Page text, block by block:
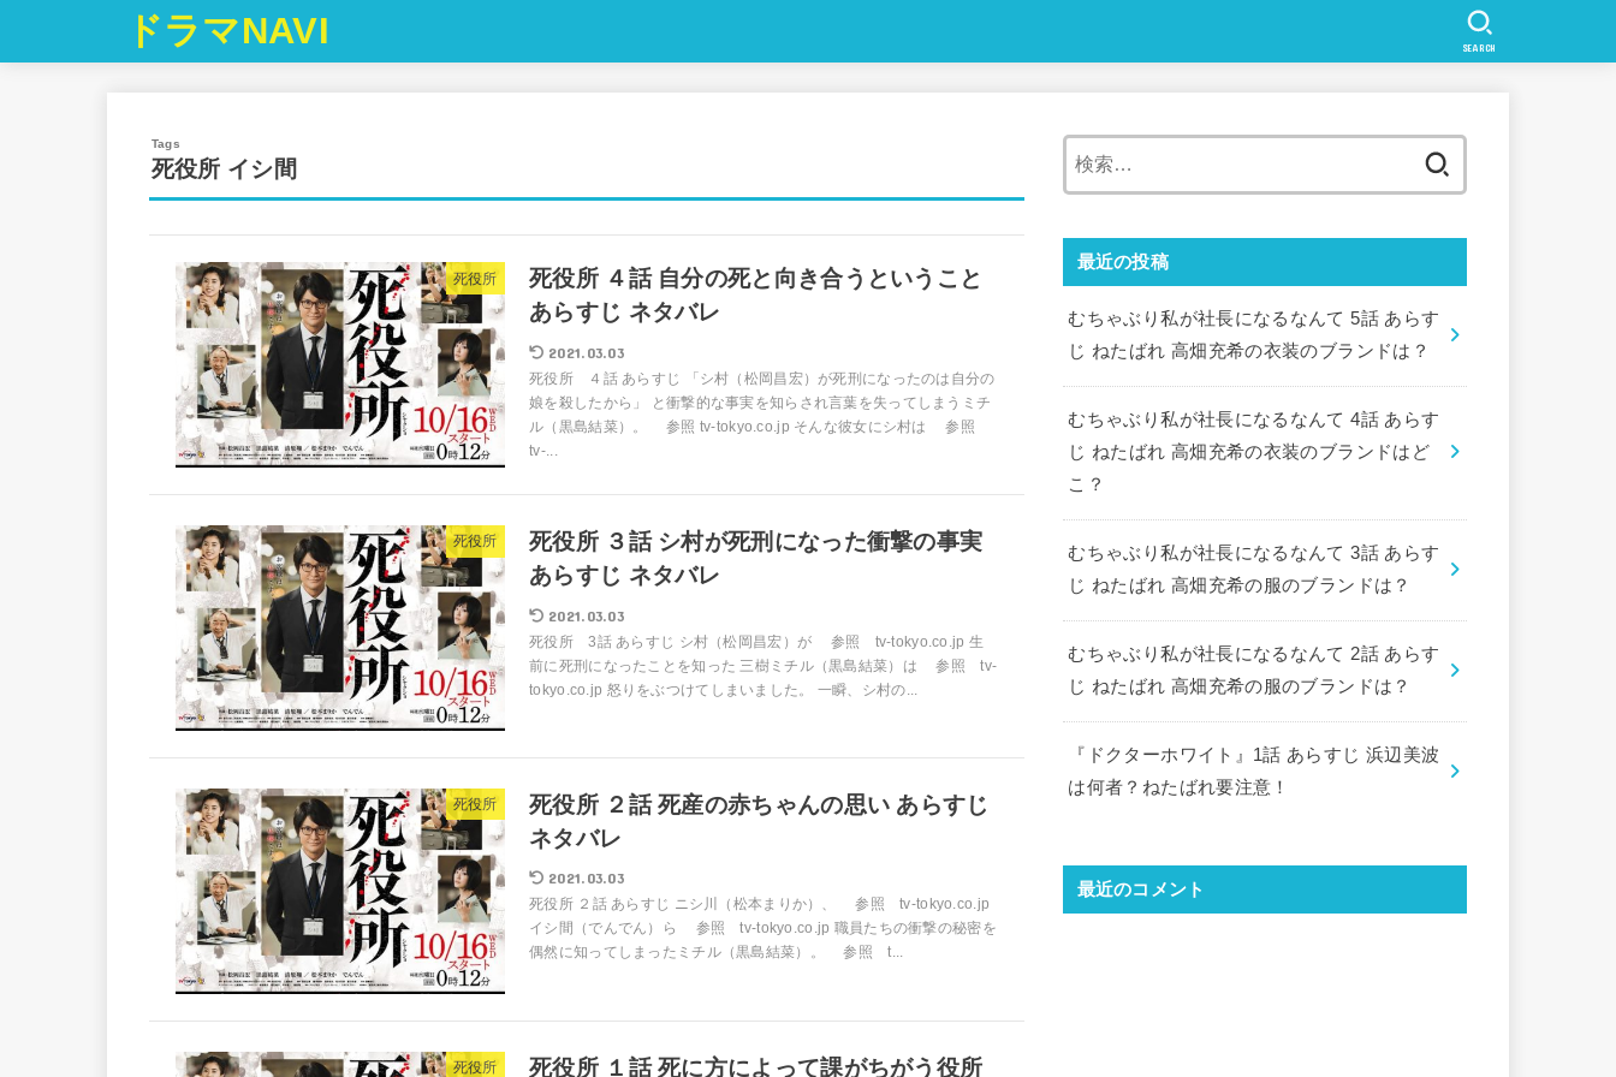
ドラマNAVI SEARCH
死役所 イシ間
死役所
死役所 ４話 自分の死と向き合うということ
あらすじ ネタバレ
2021.03.03
死役所 ４話 あらすじ 「シ村（松岡昌宏）が死刑になったのは自分の
娘を殺したから」 と衝撃的な事実を知らされ言葉を失ってしまうミチ
ル（黒島結菜）。 参照 tv-tokyo.co.jp そんな彼女にシ村は 参照
tv-...
死役所
死役所 ３話 シ村が死刑になった衝撃の事実
あらすじ ネタバレ
2021.03.03
死役所 3話 あらすじ シ村（松岡昌宏）が 参照 tv-tokyo.co.jp 生
前に死刑になったことを知った 三樹ミチル（黒島結菜）は 参照 tv-
tokyo.co.jp 怒りをぶつけてしまいました。 一瞬、シ村の...
死役所
死役所 ２話 死産の赤ちゃんの思い あらすじ
ネタバレ
2021.03.03
死役所 ２話 あらすじ ニシ川（松本まりか）、 参照 tv-tokyo.co.jp
イシ間（でんでん）ら 参照 tv-tokyo.co.jp 職員たちの衝撃の秘密を
偶然に知ってしまったミチル（黒島結菜）。 参照 t...
死役所 死役所 １話 死に方によって課がちがう役所
最近の投稿
むちゃぶり私が社長になるなんて 5話 あらす
じ ねたばれ 高畑充希の衣装のブランドは？
むちゃぶり私が社長になるなんて 4話 あらす
じ ねたばれ 高畑充希の衣装のブランドはど
こ？
むちゃぶり私が社長になるなんて 3話 あらす
じ ねたばれ 高畑充希の服のブランドは？
むちゃぶり私が社長になるなんて 2話 あらす
じ ねたばれ 高畑充希の服のブランドは？
『ドクターホワイト』1話 あらすじ 浜辺美波
は何者？ねたばれ要注意！
最近のコメント